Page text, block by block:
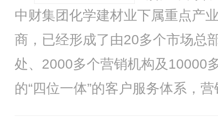
中财集团化学建材业下属重点产
商，已经形成了由20多个市场总
处、2000多个营销机构及10000
的“四位一体”的客户服务体系，